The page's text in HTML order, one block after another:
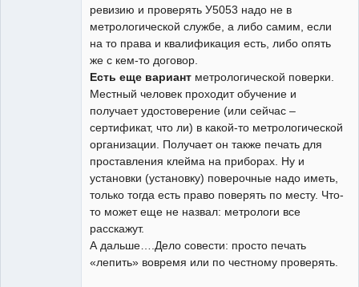
ревизию и проверять У5053 надо не в
метрологической службе, а либо самим, если
на то права и квалификация есть, либо опять
же с кем-то договор.
Есть еще вариант метрологической поверки.
Местный человек проходит обучение и
получает удостоверение (или сейчас –
сертификат, что ли) в какой-то метрологической
организации. Получает он также печать для
проставления клейма на приборах. Ну и
установки (установку) поверочные надо иметь,
только тогда есть право поверять по месту. Что-
то может еще не назвал: метрологи все
расскажут.
А дальше….Дело совести: просто печать
«лепить» вовремя или по честному проверять.